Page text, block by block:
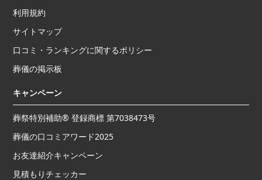
利用規約
サイトマップ
口コミ・ランキングに関するポリシー
葬儀の掲示板
キャンペーン
葬祭特別補助® 登録商標 第7038473号
葬儀の口コミアワード2025
お友達紹介キャンペーン
見積もりチェッカー